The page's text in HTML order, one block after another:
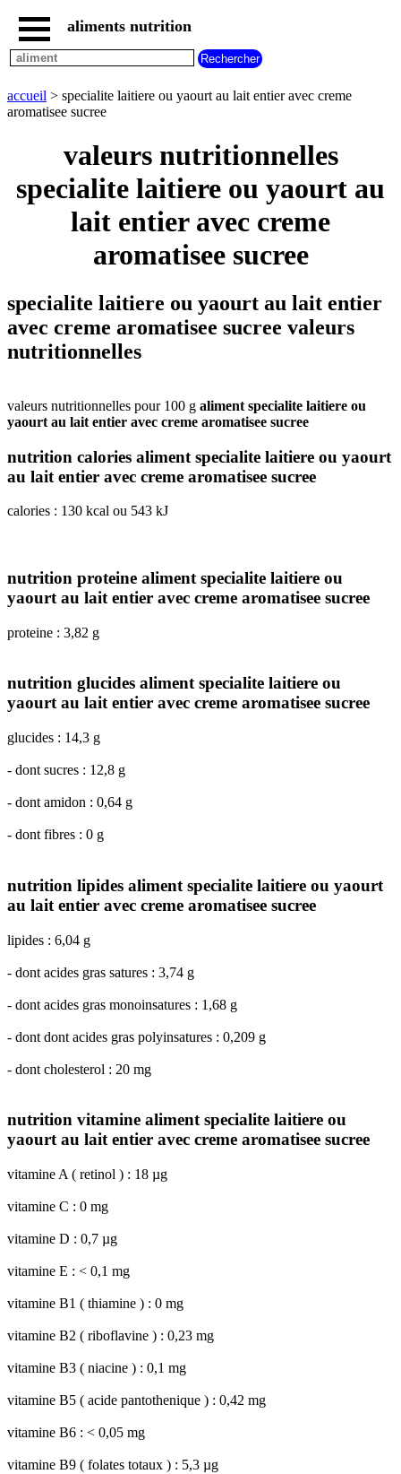
accueil
tous
aliments
en
A B C D E F
G
H
I J K L M
N
aliments nutrition
accueil > specialite laitiere ou yaourt au lait entier avec creme
aromatisee sucree
valeurs nutritionnelles
specialite laitiere ou yaourt au
lait entier avec creme
aromatisee sucree
specialite laitiere ou yaourt au lait entier
avec creme aromatisee sucree valeurs
nutritionnelles
valeurs nutritionnelles pour 100 g aliment specialite laitiere ou
yaourt au lait entier avec creme aromatisee sucree
nutrition calories aliment specialite laitiere ou yaourt
au lait entier avec creme aromatisee sucree
calories : 130 kcal ou 543 kJ
nutrition proteine aliment specialite laitiere ou
yaourt au lait entier avec creme aromatisee sucree
proteine : 3,82 g
nutrition glucides aliment specialite laitiere ou
yaourt au lait entier avec creme aromatisee sucree
glucides : 14,3 g
- dont sucres : 12,8 g
- dont amidon : 0,64 g
- dont fibres : 0 g
nutrition lipides aliment specialite laitiere ou yaourt
au lait entier avec creme aromatisee sucree
lipides : 6,04 g
- dont acides gras satures : 3,74 g
- dont acides gras monoinsatures : 1,68 g
- dont dont acides gras polyinsatures : 0,209 g
- dont cholesterol : 20 mg
nutrition vitamine aliment specialite laitiere ou
yaourt au lait entier avec creme aromatisee sucree
vitamine A ( retinol ) : 18 µg
vitamine C : 0 mg
vitamine D : 0,7 µg
vitamine E : < 0,1 mg
vitamine B1 ( thiamine ) : 0 mg
vitamine B2 ( riboflavine ) : 0,23 mg
vitamine B3 ( niacine ) : 0,1 mg
vitamine B5 ( acide pantothenique ) : 0,42 mg
vitamine B6 : < 0,05 mg
vitamine B9 ( folates totaux ) : 5,3 µg